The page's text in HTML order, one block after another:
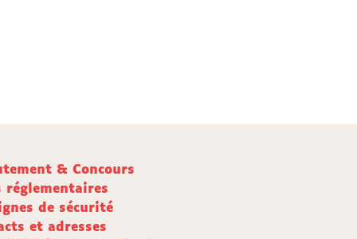
& Concours
réglementaires
de sécurité
et adresses